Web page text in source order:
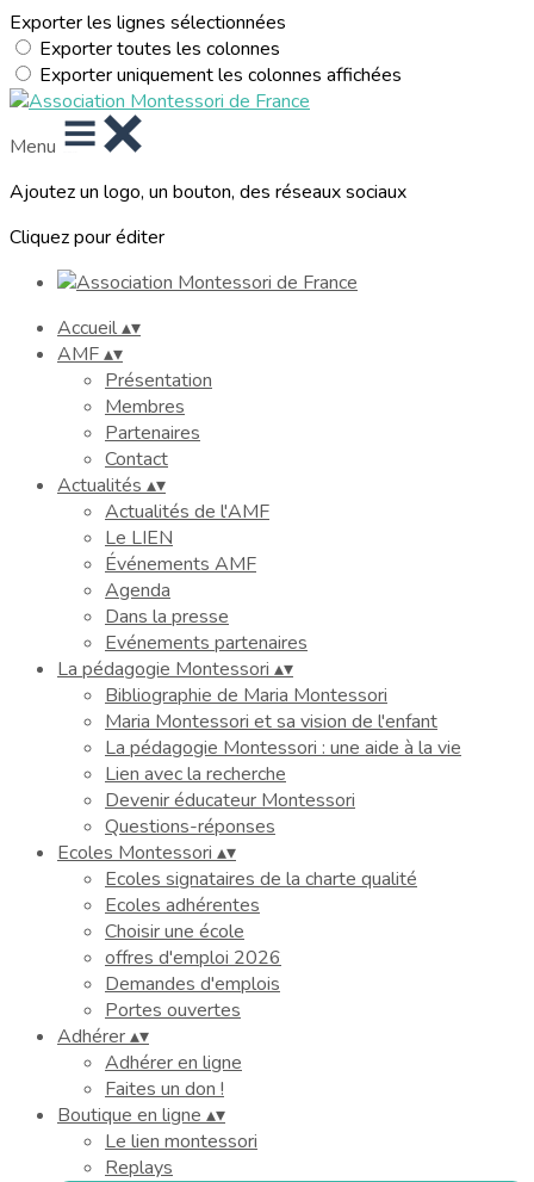
Exporter les lignes sélectionnées
Exporter toutes les colonnes
Exporter uniquement les colonnes affichées
Menu
Ajoutez un logo, un bouton, des réseaux sociaux
Cliquez pour éditer
Accueil▴▾
AMF▴▾
Présentation
Membres
Partenaires
Contact
Actualités ▴▾
Actualités de l'AMF
Le LIEN
Événements AMF
Agenda
Dans la presse
Evénements partenaires
La pédagogie Montessori ▴▾
Bibliographie de Maria Montessori
Maria Montessori et sa vision de l'enfant
La pédagogie Montessori : une aide à la vie
Lien avec la recherche
Devenir éducateur Montessori
Questions-réponses
Ecoles Montessori ▴▾
Ecoles signataires de la charte qualité
Ecoles adhérentes
Choisir une école
offres d'emploi 2026
Demandes d'emplois
Portes ouvertes
Adhérer▴▾
Adhérer en ligne
Faites un don !
Boutique en ligne ▴▾
Le lien montessori
Replays